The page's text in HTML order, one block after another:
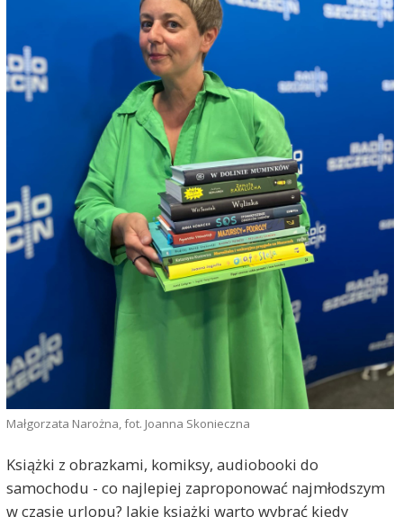
Małgorzata Narożna, fot. Joanna Skonieczna
Książki z obrazkami, komiksy, audiobooki do
samochodu - co najlepiej zaproponować najmłodszym
w czasie urlopu? Jakie książki warto wybrać kiedy